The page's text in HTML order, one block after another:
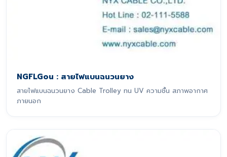
NGFLGou : สายไฟแบนฉนวนยาง
สายไฟแบนฉนวนยาง Cable Trolley ทน UV ความชื้น สภาพอากาศ
ภายนอก